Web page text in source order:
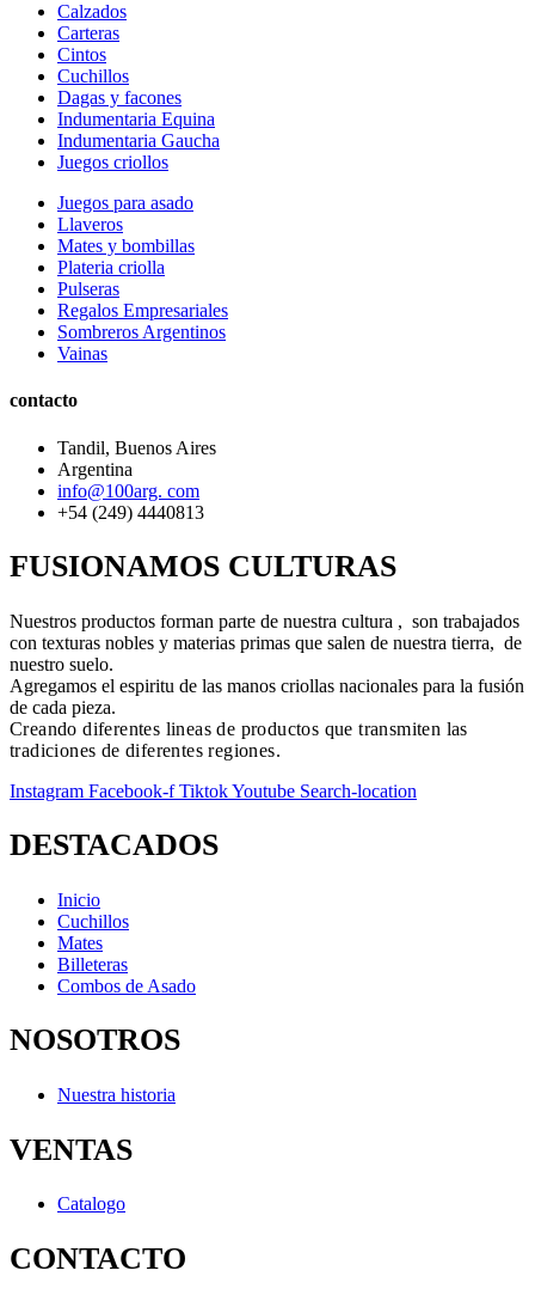
Calzados
Carteras
Cintos
Cuchillos
Dagas y facones
Indumentaria Equina
Indumentaria Gaucha
Juegos criollos
Juegos para asado
Llaveros
Mates y bombillas
Plateria criolla
Pulseras
Regalos Empresariales
Sombreros Argentinos
Vainas
contacto
Tandil, Buenos Aires
Argentina
info@100arg. com
+54 (249) 4440813
FUSIONAMOS CULTURAS
Nuestros productos forman parte de nuestra cultura , son trabajados
con texturas nobles y materias primas que salen de nuestra tierra, de
nuestro suelo.
Agregamos el espiritu de las manos criollas nacionales para la fusión
de cada pieza.
Creando diferentes lineas de productos que transmiten las
tradiciones de diferentes regiones.
Instagram Facebook-f TiktokYoutube Search-location
DESTACADOS
Inicio
Cuchillos
Mates
Billeteras
Combos de Asado
NOSOTROS
Nuestra historia
VENTAS
Catalogo
CONTACTO